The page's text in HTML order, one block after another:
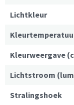
Lichtkleur
Kleurweergave
Lichtstroom
Stralingshoek